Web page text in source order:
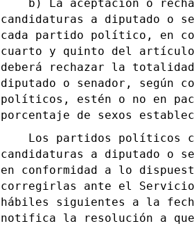
b) La aceptación o
candidaturas a diputado o
cada partido político, en
cuarto y quinto del
deberá rechazar la
diputado o senador, según
políticos, estén o no en
porcentaje de sexos
Los partidos políticos
candidaturas a diputado o
en conformidad a lo
corregirlas ante el
hábiles siguientes a la
notifica la resolución a